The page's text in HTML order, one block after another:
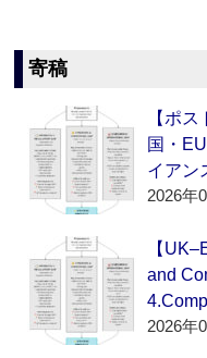
寄稿
【ポ
国・
イアン
2026年
【
and
2026年